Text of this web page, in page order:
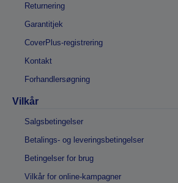
Returnering
Garantitjek
CoverPlus-registrering
Kontakt
Forhandlersøgning
Vilkår
Salgsbetingelser
Betalings- og leveringsbetingelser
Betingelser for brug
Vilkår for online-kampagner